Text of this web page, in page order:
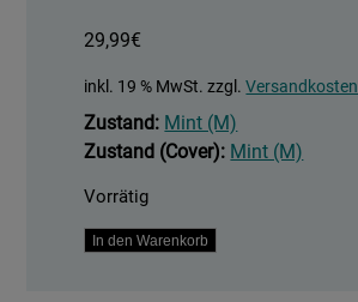
29,99€
inkl. 19 % MwSt. zzgl.Versandkosten
Zustand: Mint (M)
Zustand (Cover): Mint (M)
Vorrätig
THE
In den Warenkorb